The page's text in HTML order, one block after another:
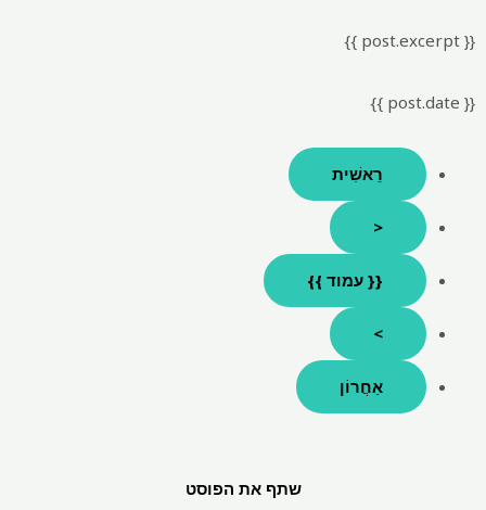
{{ post.excerpt }}
{{ post.date }}
רֵאשִׁית
<
{{ עמוד }}
>
אַחֲרוֹן
שתף את הפוסט